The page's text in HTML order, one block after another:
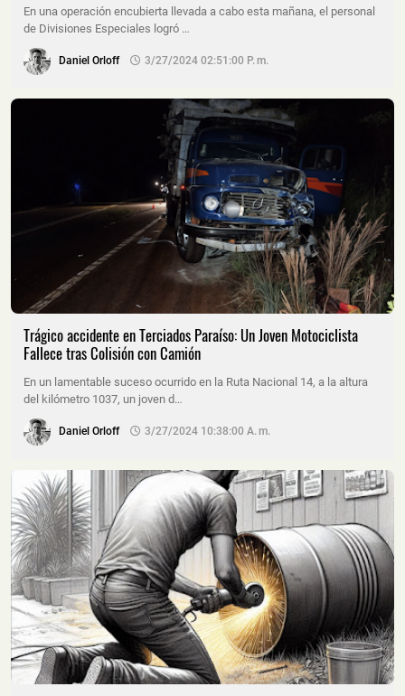
En una operación encubierta llevada a cabo esta mañana, el personal
de Divisiones Especiales logró …
Daniel Orloff 3/27/2024 02:51:00 P. M.
Trágico accidente en Terciados Paraíso: Un Joven Motociclista
Fallece tras Colisión con Camión
En un lamentable suceso ocurrido en la Ruta Nacional 14, a la altura
del kilómetro 1037, un joven d…
Daniel Orloff 3/27/2024 10:38:00 A. M.